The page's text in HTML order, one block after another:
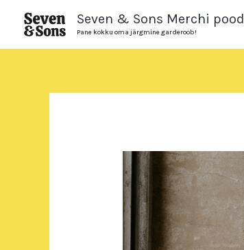
content
Seven & Sons Merchi pood
Pane kokku oma järgmine garderoob!